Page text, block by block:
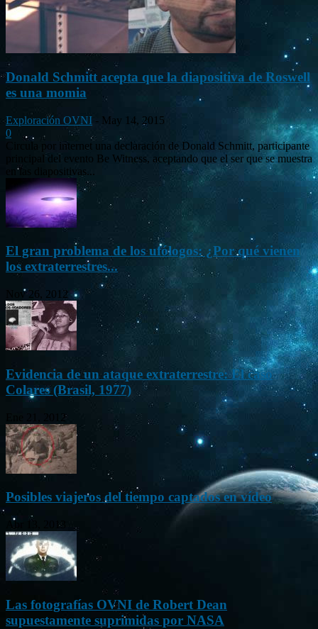
Donald Schmitt acepta que la diapositiva de Roswell
es una momia
Exploración OVNI - May 14, 2015
0
Circula por internet una declaración de Donald Schmitt, participante
principal del evento Be Witness, aceptando que el ser que se muestra
en las diapositivas...
El gran problema de los ufólogos: ¿Por qué vienen
los extraterrestres...
Nov 26, 2012
Evidencia de un ataque extraterrestre: El caso
Colares (Brasil, 1977)
Ene 21, 2012
Posibles viajeros del tiempo captados en vídeo
Abr 13, 2013
Las fotografías OVNI de Robert Dean
supuestamente suprimidas por NASA